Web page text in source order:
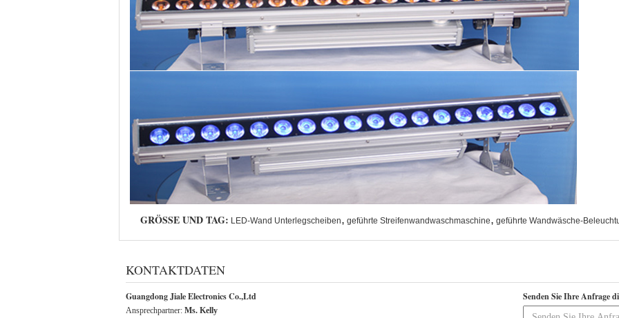
GRÖSSE UND TAG: LED-Wand Unterlegscheiben, geführte Streifenwandwaschmaschine, geführte Wandwäsche-
KONTAKTDATEN
Guangdong Jiale Electronics Co.,Ltd
Ansprechpartner: Ms. Kelly
Senden Sie Ihre Anfrage